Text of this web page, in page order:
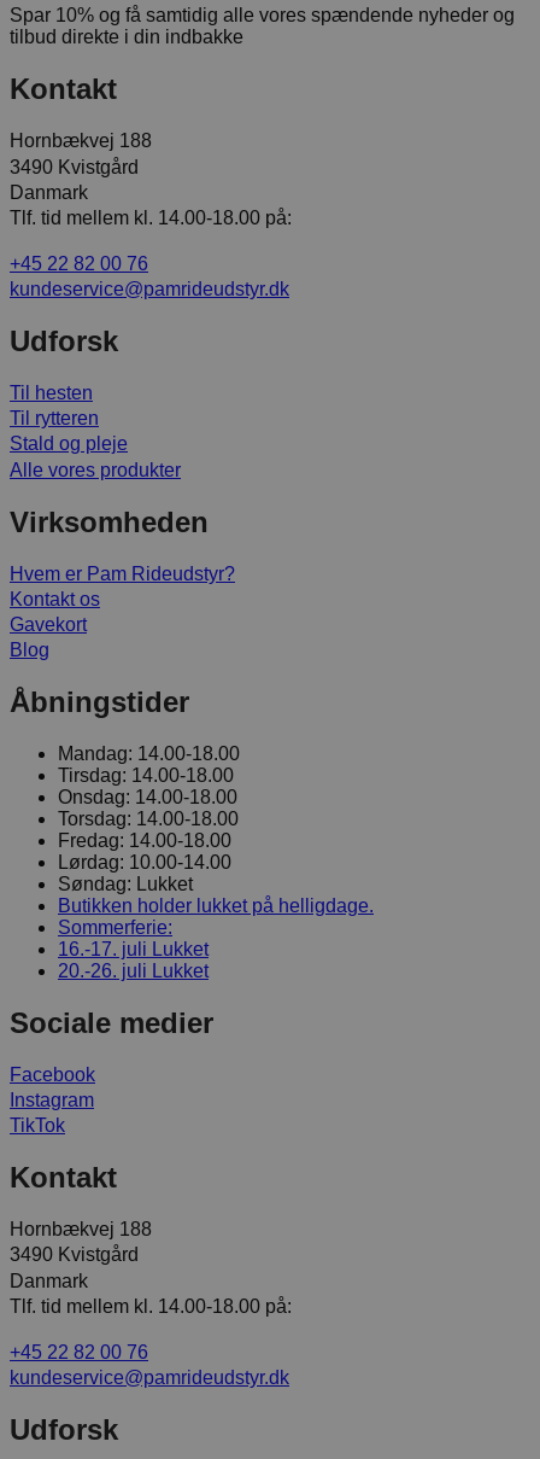
Spar 10% og få samtidig alle vores spændende nyheder og
tilbud direkte i din indbakke
Kontakt
Hornbækvej 188
3490 Kvistgård
Danmark
Tlf. tid mellem kl. 14.00-18.00 på:
+45 22 82 00 76
kundeservice@pamrideudstyr.dk
Udforsk
Til hesten
Til rytteren
Stald og pleje
Alle vores produkter
Virksomheden
Hvem er Pam Rideudstyr?
Kontakt os
Gavekort
Blog
Åbningstider
Mandag: 14.00-18.00
Tirsdag: 14.00-18.00
Onsdag: 14.00-18.00
Torsdag: 14.00-18.00
Fredag: 14.00-18.00
Lørdag: 10.00-14.00
Søndag: Lukket
Butikken holder lukket på helligdage.
Sommerferie:
16.-17. juli Lukket
20.-26. juli Lukket
Sociale medier
Facebook
Instagram
TikTok
Kontakt
Hornbækvej 188
3490 Kvistgård
Danmark
Tlf. tid mellem kl. 14.00-18.00 på:
+45 22 82 00 76
kundeservice@pamrideudstyr.dk
Udforsk